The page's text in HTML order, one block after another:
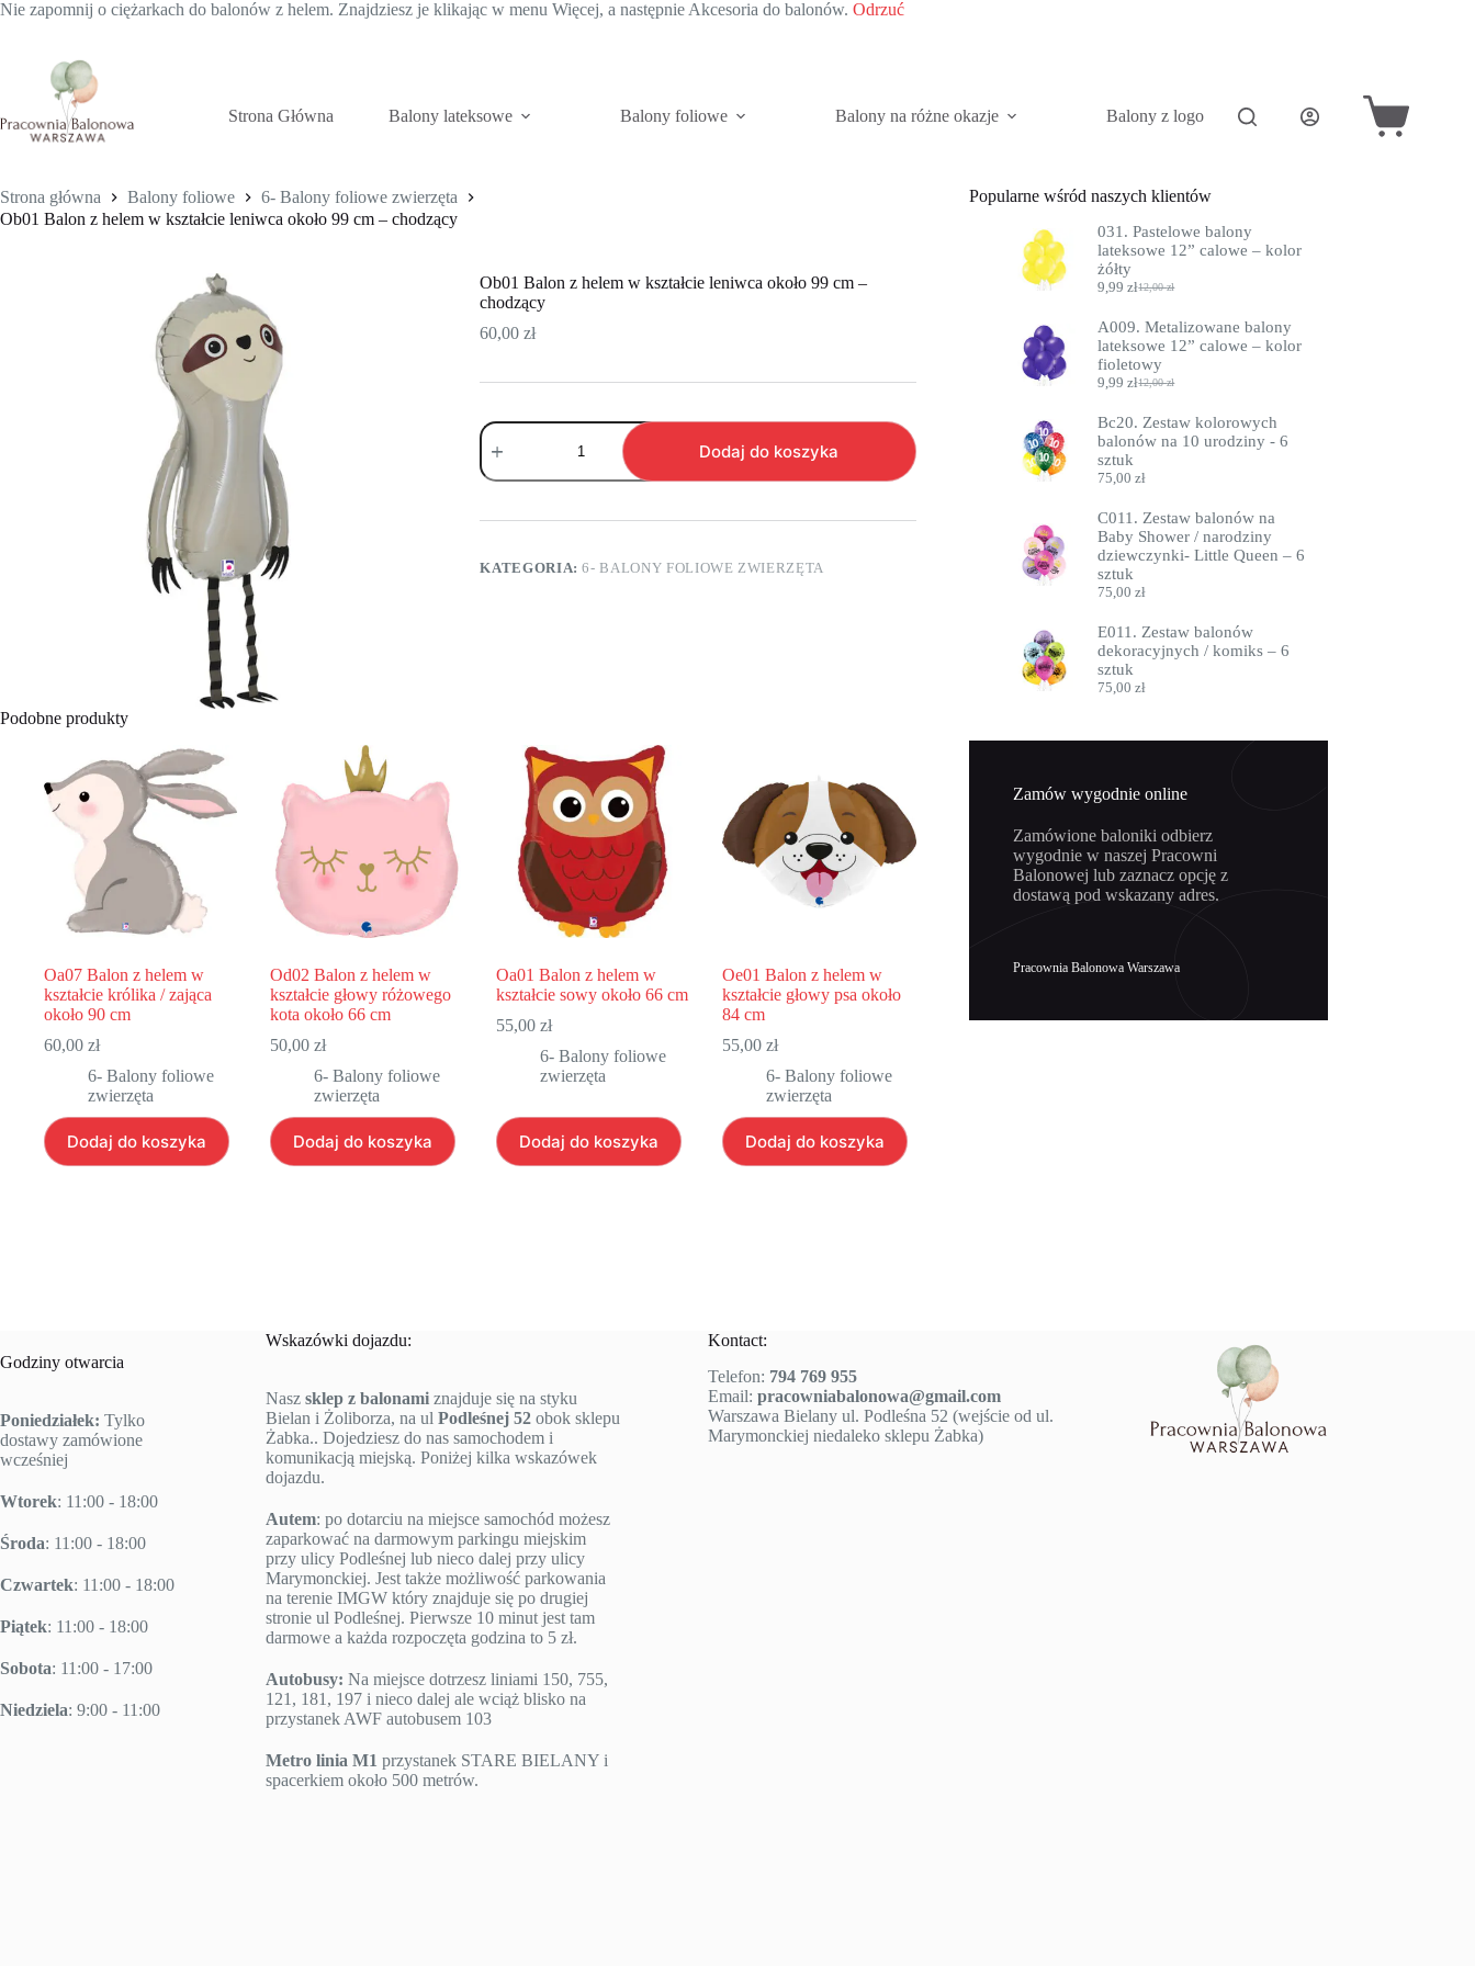
Nie zapomnij o ciężarkach do balonów z helem. Znajdziesz je klikając w menu Więcej, a następnie Akcesoria do balonów. Odrzuć
Strona Główna
Balony lateksowe Balony foliowe Balony na różne okazje Balony z logo Akcesoria do balonów
Koszyk
Strona główna Balony foliowe
6- Balony foliowe zwierzęta
Ob01 Balon z helem w kształcie leniwca około 99 cm – chodzący
Ob01 Balon z helem w kształcie leniwca około 99 cm –
chodzący
60,00zł
ilość
Ob01
Balon
z
w
leniwca
około
Dodaj do koszyka
KATEGORIA:6- BALONY FOLIOWE ZWIERZĘTA
Podobne produkty
Oa07 Balon z helem w
kształcie królika / zająca
około 90 cm
60,00 zł
6- Balony foliowe
zwierzęta
Dodaj do koszyka
Od02 Balon z helem w
kształcie głowy różowego
kota około 66 cm
50,00zł
6- Balony foliowe
zwierzęta
Dodaj do koszyka
Oa01 Balon z helem w
kształcie sowy około 66 cm
55,00zł
6- Balony foliowe
zwierzęta
Dodaj do koszyka
Oe01 Balon z helem w
kształcie głowy psa około
84 cm
55,00zł
6- Balony foliowe
zwierzęta
Dodaj do koszyka
Popularne wśród naszych klientów
031. Pastelowe balony
lateksowe 12” calowe – kolor
żółty
12,00zł
Pierwotna
wynosiła:
12,00 zł.
9,99złAktualna
wynosi:
9,99 zł.
A009. Metalizowane balony
lateksowe 12” calowe – kolor
fioletowy
12,00zł
Pierwotna
wynosiła:
12,00 zł.
9,99złAktualna
wynosi:
9,99 zł.
Bc20. Zestaw kolorowych
balonów na 10 urodziny - 6
sztuk
75,00zł
C011. Zestaw balonów na
Baby Shower / narodziny
dziewczynki- Little Queen – 6
sztuk
75,00zł
E011. Zestaw balonów
dekoracyjnych / komiks – 6
sztuk
75,00zł
Zamów wygodnie online
Zamówione baloniki odbierz
wygodnie w naszej Pracowni
Balonowej lub zaznacz opcję z
dostawą pod wskazany adres.
Pracownia Balonowa Warszawa
Godziny otwarcia
Poniedziałek: Tylko
dostawy zamówione
wcześniej
Wtorek: 11:00 - 18:00
Środa: 11:00 - 18:00
Czwartek: 11:00 - 18:00
Piątek: 11:00 - 18:00
Sobota: 11:00 - 17:00
Niedziela: 9:00 - 11:00
Wskazówki dojazdu:
Nasz sklep z balonamiznajduje się na styku
Bielan i Żoliborza, na ul Podleśnej 52obok sklepu
Żabka.. Dojedziesz do nas samochodem i
komunikacją miejską. Poniżej kilka wskazówek
dojazdu.
Autem: po dotarciu na miejsce samochód możesz
zaparkować na darmowym parkingu miejskim
przy ulicy Podleśnej lub nieco dalej przy ulicy
Marymonckiej. Jest także możliwość parkowania
na terenie IMGW który znajduje się po drugiej
stronie ul Podleśnej. Pierwsze 10 minut jest tam
darmowe a każda rozpoczęta godzina to 5 zł.
Autobusy: Na miejsce dotrzesz liniami 150, 755,
121, 181, 197 i nieco dalej ale wciąż blisko na
przystanek AWF autobusem 103
Metro linia M1 przystanek STARE BIELANY i
spacerkiem około 500 metrów.
Kontact:
Telefon: 794 769 955
Email: pracowniabalonowa@gmail.com
Warszawa Bielany ul. Podleśna 52 (wejście od ul.
Marymonckiej niedaleko sklepu Żabka)